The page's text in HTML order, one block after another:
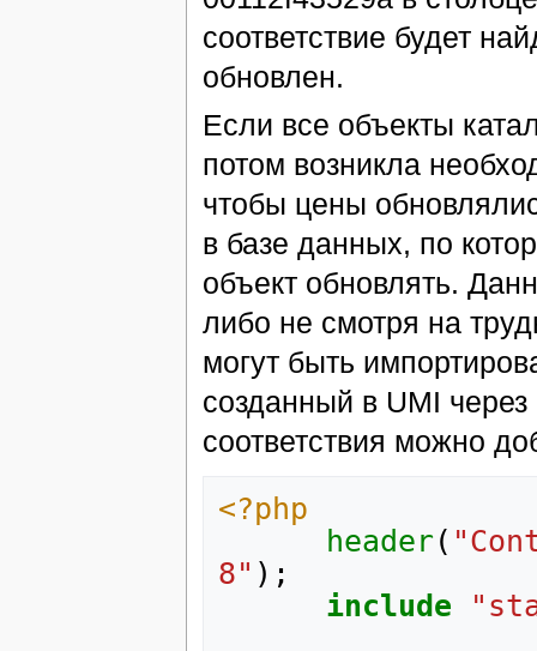
соответствие будет
обновлен.
Если все объекты
потом возникла
чтобы цены
в базе данных, по
объект обновлять.
либо не смотря на
могут быть
созданный в UMI
соответствия можно
<?php
header(
8" );
include